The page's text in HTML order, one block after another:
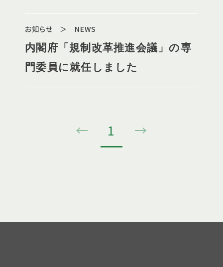
お知らせ ＞ NEWS
内閣府「規制改革推進会議」の専
門委員に就任しました
← 1 →